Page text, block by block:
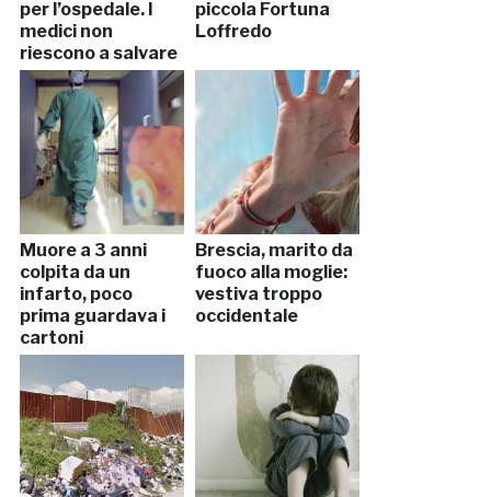
per l’ospedale. I
medici non
riescono a salvare
il bimbo
piccola Fortuna
Loffredo
Muore a 3 anni
colpita da un
infarto, poco
prima guardava i
cartoni
Brescia, marito da
fuoco alla moglie:
vestiva troppo
occidentale